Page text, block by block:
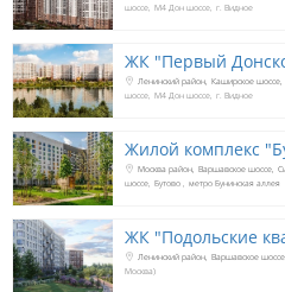
шоссе М4 Дон шоссе г. Видное
ЖК "Первый
Ленинский район Каширское шоссе
шоссе М4 Дон шоссе г. Видное
Жилой комплекс
Москва район Варшавское шоссе
шоссе Бутово метро Бунинская аллея
ЖК "Подольские
Ленинский район Варшавское шоссе
Москва)